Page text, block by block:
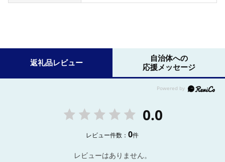
返礼品レビュー
自治体への
応援メッセージ
0.0
レビュー件数：0件
レビューはありません。